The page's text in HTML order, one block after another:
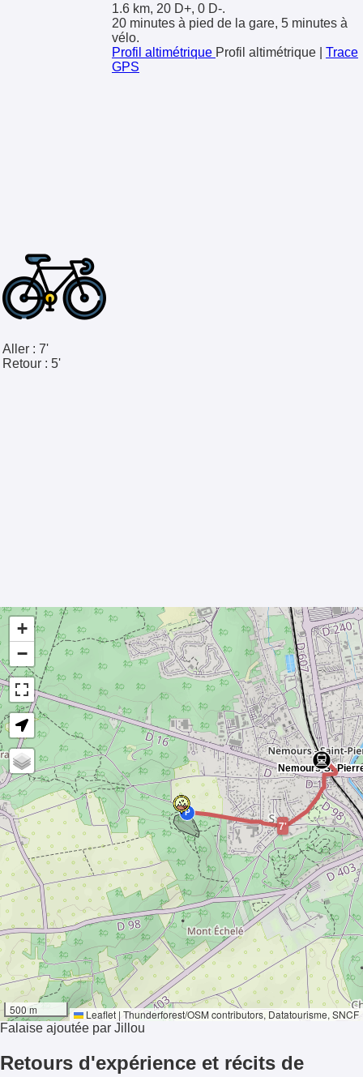
Aller : 7'
Retour : 5'
1.6 km, 20 D+, 0 D-.
20 minutes à pied de la gare, 5 minutes à
vélo.
Profil altimétrique Profil altimétrique
Trace
GPS
18°
Ensoleillement
P
7'
+
−
500 m Leaflet | Thunderforest/OSM contributors, Datatourisme, SNCF
Falaise ajoutée par Jillou
Retours d'expérience et récits de